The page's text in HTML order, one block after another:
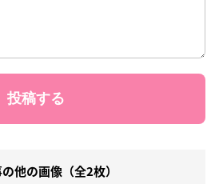
他の画像（全2枚）